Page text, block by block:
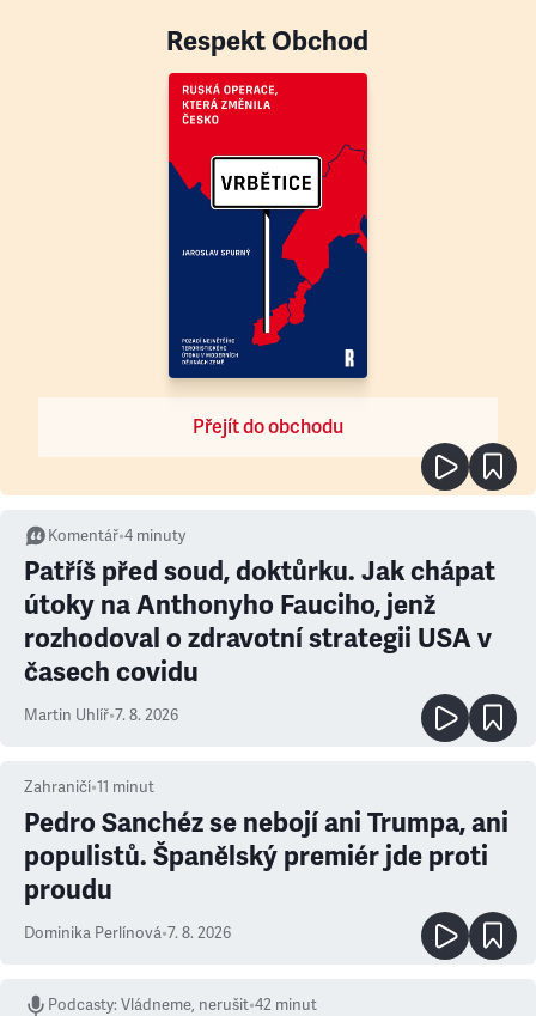
Respekt Obchod
Přejít do obchodu
Komentář•4 minuty
Patříš před soud, doktůrku. Jak chápat
útoky na Anthonyho Fauciho, jenž
rozhodoval o zdravotní strategii USA v
časech covidu
Martin Uhlíř•7. 8. 2026
Zahraničí•11 minut
Pedro Sanchéz se nebojí ani Trumpa, ani
populistů. Španělský premiér jde proti
proudu
Dominika Perlínová•7. 8. 2026
Podcasty:Vládneme, nerušit•42 minut